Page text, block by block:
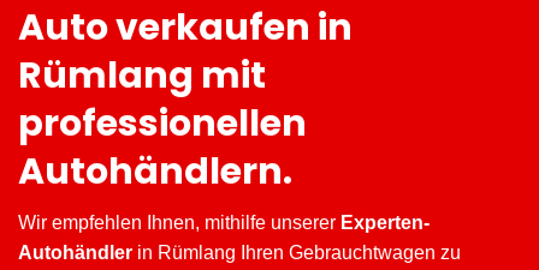
Auto verkaufen in
Rümlang mit
professionellen
Autohändlern.
Wir empfehlen Ihnen, mithilfe unserer Experten-
Autohändler in Rümlang Ihren Gebrauchtwagen zu